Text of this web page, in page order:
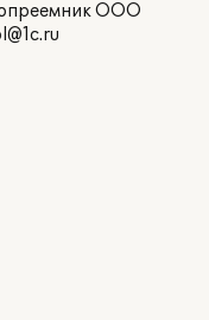
ООО